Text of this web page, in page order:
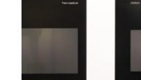
variations.
Les
peuvent